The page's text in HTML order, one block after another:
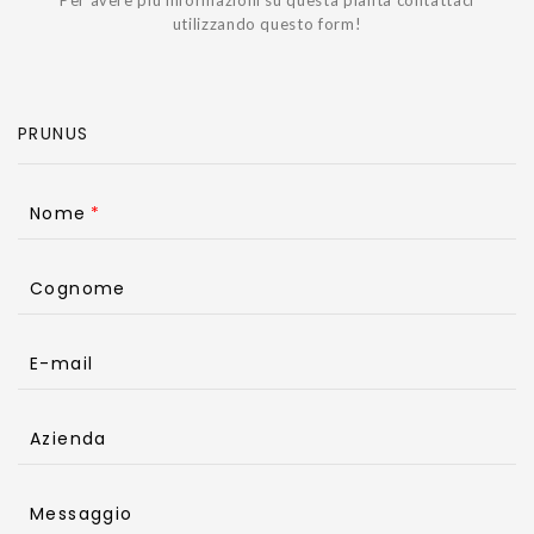
utilizzando questo form!
Nome
Cognome
E-mail
Azienda
Messaggio